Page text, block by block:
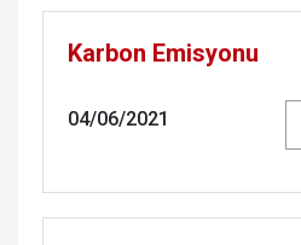
Karbon Emisyonu
04/06/2021